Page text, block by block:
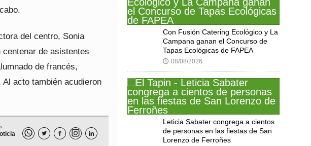
del centro, Sonia
de asistentes
de francés,
acto también acudieron
  
Con Fusión Catering Ecológico y La
Campana ganan el Concurso de
Tapas Ecológicas de FAPEA
🕔 08/08/2026
Leticia Sabater congrega a cientos
de personas en las fiestas de San
Lorenzo de Ferroñes